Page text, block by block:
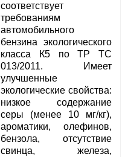
соответствует
требованиям
автомобильного
бензина экологического
класса К5 по ТР ТС
013/2011. Имеет
улучшенные
экологические свойства:
низкое содержание
серы (менее 10 мг/кг),
ароматики, олефинов,
бензола, отсутствие
свинца, железа,